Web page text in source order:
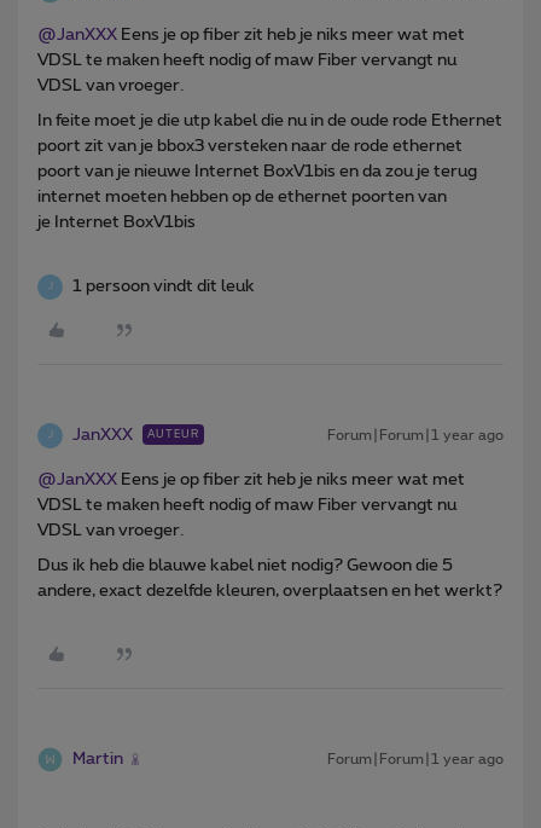
@JanXXX Eens je op fiber zit heb je niks meer wat met
VDSL te maken heeft nodig of maw Fiber vervangt nu
VDSL van vroeger.
In feite moet je die utp kabel die nu in de oude rode Ethernet
poort zit van je bbox3 versteken naar de rode ethernet
poort van je nieuwe Internet BoxV1bis en da zou je terug
internet moeten hebben op de ethernet poorten van
je Internet BoxV1bis
J 1 persoon vindt dit leuk
J JanXXX AUTEUR Forum|Forum|1 year ago
@JanXXX Eens je op fiber zit heb je niks meer wat met
VDSL te maken heeft nodig of maw Fiber vervangt nu
VDSL van vroeger.
Dus ik heb die blauwe kabel niet nodig? Gewoon die 5
andere, exact dezelfde kleuren, overplaatsen en het werkt?
Martin Forum|Forum|1 year ago